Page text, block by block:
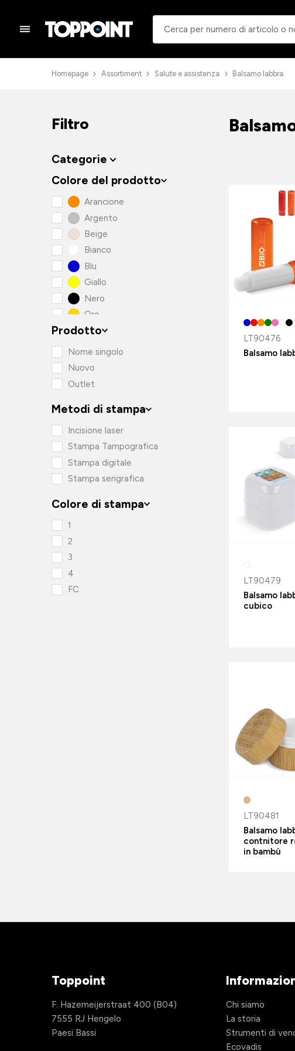
Homepage Assortiment Salute e assistenza Balsamo labbra
LT90476
Balsamo
LT90479
Balsamo
cubico
LT90481
Balsamo
contnitore
in bambù
Filtro
Categorie
Colore del prodotto
Arancione
Argento
Beige
Bianco
Blu
Giallo
Nero
Oro
Rosa
Rosso
Prodotto
Nome singolo
Nuovo
Outlet
Metodi di stampa
Incisione laser
Stampa Tampografica
Stampa digitale
Stampa serigrafica
Colore di stampa
1
2
3
4
FC
Toppoint
F. Hazemeijerstraat 400 (B04)
7555 RJ Hengelo
Paesi Bassi
Chi siamo
La storia
Strumenti di
Ecovadis